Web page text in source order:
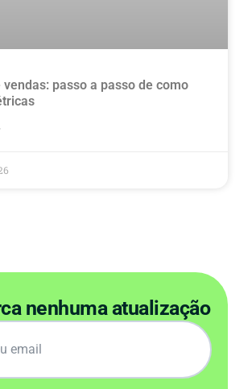
passo a passo de como
nenhuma atualização